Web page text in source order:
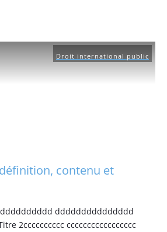
Droit international public
contenu et
ddddddddddddddd
2cccccccccc ccccccccccccccccc